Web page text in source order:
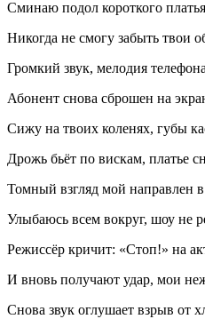
Сминаю подол короткого платья
Никогда не смогу забыть твои
Громкий звук, мелодия телефона
Абонент снова сброшен на
Сижу на твоих коленях, губы
Дрожь бьёт по вискам, платье
Томный взгляд мой направлен
Улыбаюсь всем вокруг, шоу не
Режиссёр кричит: «Стоп!» на
И вновь получают удар, мои
Снова звук оглушает взрыв от